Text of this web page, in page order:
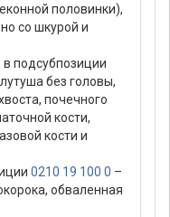
половинки),
со шкурой и
подсубпозиции
без головы,
почечного
кости,
кости и
0210 19 100 0 –
обваленная